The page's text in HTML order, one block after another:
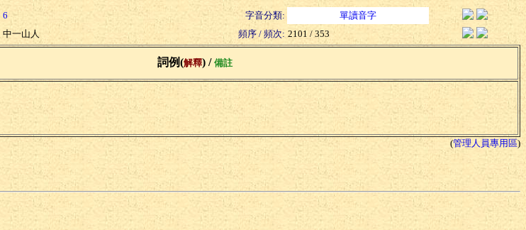
6 字音分類:
單讀音字
中一山人 頻序 / 頻次: 2101 / 353
詞例(解釋) / 備註
(管理人員專用區)